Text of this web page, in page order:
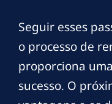
Seguir esses
o processo de
proporciona
sucesso. O